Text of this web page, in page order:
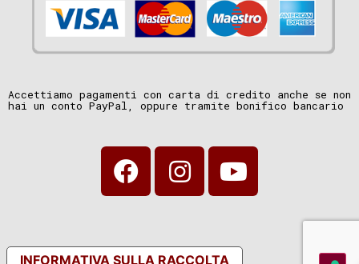
Accettiamo pagamenti con carta di credito anche se non
hai un conto PayPal, oppure tramite bonifico bancario
INFORMATIVA SULLA RACCOLTA